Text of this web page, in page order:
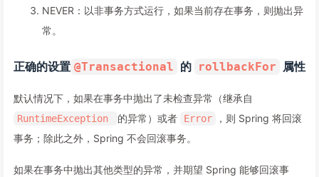
NEVER：以非事务方式运行，如果当前存在事务，则抛出异
常。
正确的设置 @Transactional 的 rollbackFor 属性
默认情况下，如果在事务中抛出了未检查异常（继承自
RuntimeException 的异常）或者 Error
，则 Spring 将回滚
事务；除此之外，Spring 不会回滚事务。
如果在事务中抛出其他类型的异常，并期望 Spring 能够回滚事